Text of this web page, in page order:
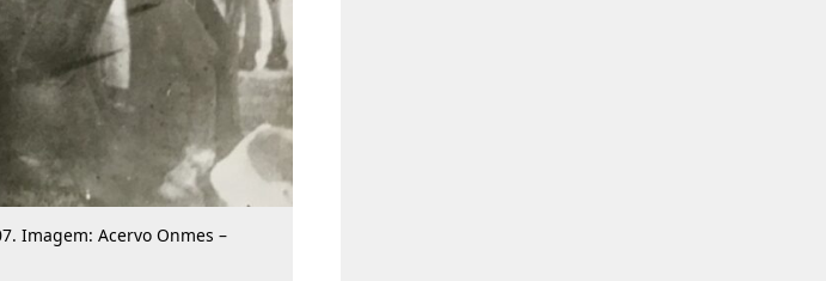
Imagem: Acervo Onmes –